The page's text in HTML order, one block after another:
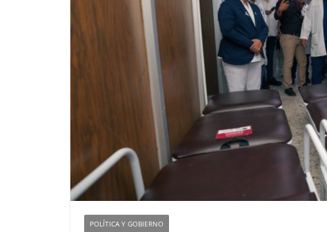
POLÍTICA Y GOBIERNO